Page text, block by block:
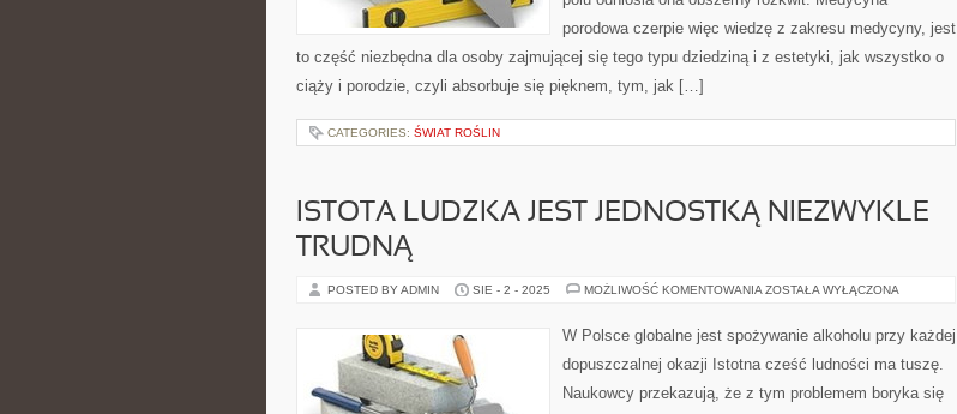
porodowa czerpie więc wiedzę z zakresu medycyny, jest
to część niezbędna dla osoby zajmującej się tego typu dziedziną i z estetyki, jak wszystko o
ciąży i porodzie, czyli absorbuje się pięknem, tym, jak […]
CATEGORIES: ŚWIAT ROŚLIN
ISTOTA LUDZKA JEST JEDNOSTKĄ NIEZWYKLE
TRUDNĄ
POSTED BY ADMIN SIE - 2 - 2025 MOŻLIWOŚĆ KOMENTOWANIA ISTOTA
JEDNOSTKĄ
NIEZWYKLE
ZOSTAŁA WYŁĄCZONA
W Polsce globalne jest spożywanie alkoholu przy każdej
dopuszczalnej okazji Istotna cześć ludności ma tuszę.
Naukowcy przekazują, że z tym problemem boryka się